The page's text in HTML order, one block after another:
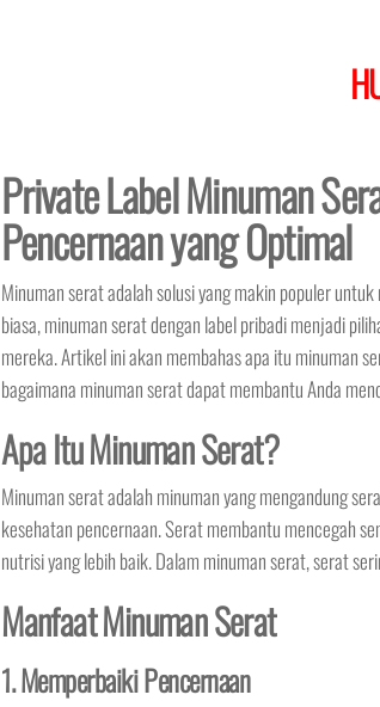
Private Label Minuman
Pencernaan yang Optimal
Minuman serat adalah solusi yang makin populer
biasa, minuman serat dengan label pribadi menjadi
mereka. Artikel ini akan membahas apa itu minuman
bagaimana minuman serat dapat membantu Anda
Apa Itu Minuman Serat?
Minuman serat adalah minuman yang mengandung
kesehatan pencernaan. Serat membantu mencegah
nutrisi yang lebih baik. Dalam minuman serat, serat
Manfaat Minuman Serat
1. Memperbaiki Pencernaan